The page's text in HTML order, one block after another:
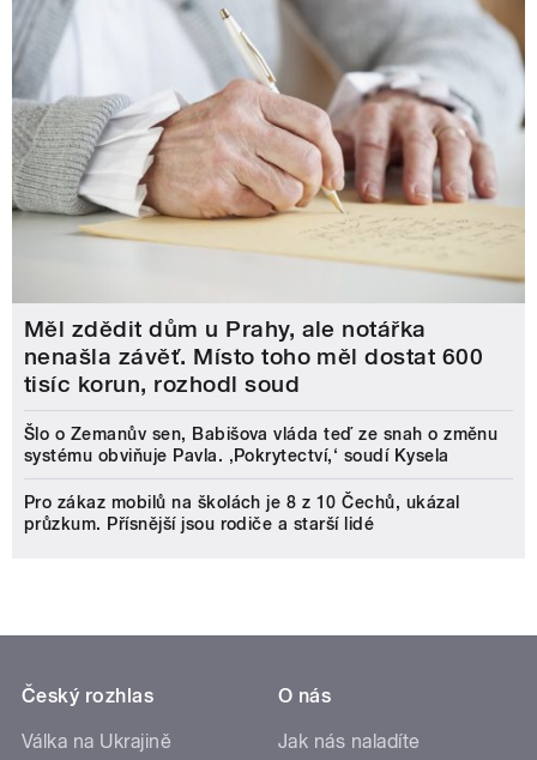
Měl zdědit dům u Prahy, ale notářka
nenašla závěť. Místo toho měl dostat 600
tisíc korun, rozhodl soud
Šlo o Zemanův sen, Babišova vláda teď ze snah o změnu
systému obviňuje Pavla. ‚Pokrytectví,‘ soudí Kysela
Pro zákaz mobilů na školách je 8 z 10 Čechů, ukázal
průzkum. Přísnější jsou rodiče a starší lidé
Český rozhlas
Válka na Ukrajině
O nás
Jak nás naladíte